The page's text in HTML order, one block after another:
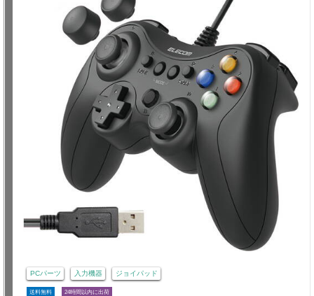
PCパーツ 入力機器 ジョイパッド
送料無料 24時間以内に出荷